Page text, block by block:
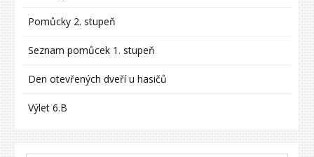
Pomůcky 2. stupeň
Seznam pomůcek 1. stupeň
Den otevřených dveří u hasičů
Výlet 6.B